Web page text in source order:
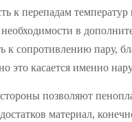
к перепадам температур
необходимости в
к сопротивлению пару,
это касается именно
позволяют
материал,